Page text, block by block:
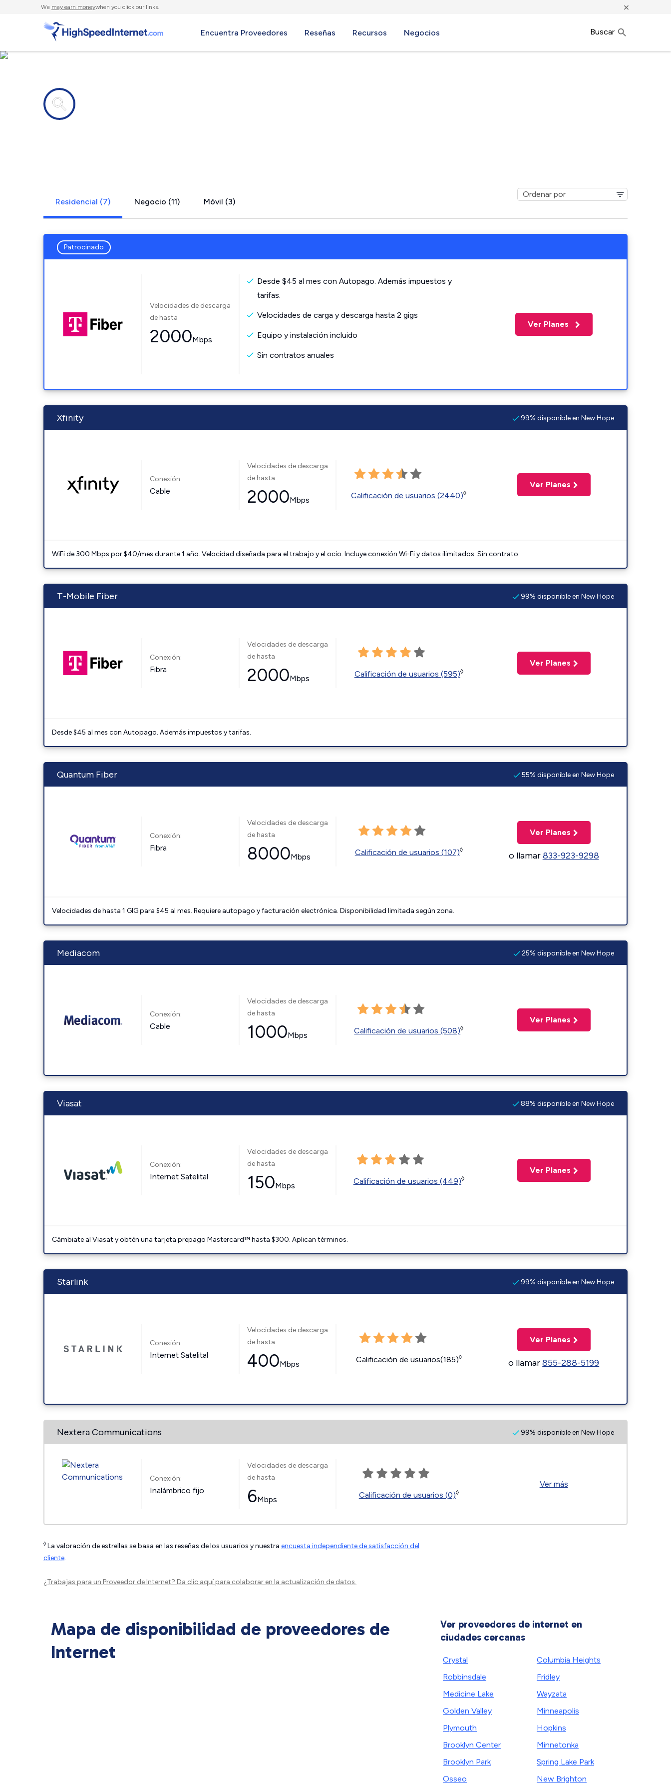
We may earn moneywhen you click our links. ×
Encuentra Proveedores Reseñas Recursos Negocios Buscar
Residencial (7) Negocio (11) Móvil (3)
Patrocinado
Velocidades de descarga
de hasta
2000Mbps
Desde $45 al mes con Autopago. Además impuestos y
tarifas.
Velocidades de carga y descarga hasta 2 gigs
Equipo y instalación incluido
Sin contratos anuales
Ver Planes
Xfinity 99% disponible en New Hope
Conexión:
Cable
Velocidades de descarga
de hasta
2000Mbps Calificación de usuarios (2440)◊
Ver Planes
WiFi de 300 Mbps por $40/mes durante 1 año. Velocidad diseñada para el trabajo y el ocio. Incluye conexión Wi-Fi y datos ilimitados. Sin contrato.
T-Mobile Fiber 99% disponible en New Hope
Conexión:
Fibra
Velocidades de descarga
de hasta
2000Mbps Calificación de usuarios (595)◊
Ver Planes
Desde $45 al mes con Autopago. Además impuestos y tarifas.
Quantum Fiber 55% disponible en New Hope
Conexión:
Fibra
Velocidades de descarga
de hasta
8000Mbps Calificación de usuarios (107)◊
Ver Planes
o llamar833-923-9298
Velocidades de hasta 1 GIG para $45 al mes. Requiere autopago y facturación electrónica. Disponibilidad limitada según zona.
Mediacom 25% disponible en New Hope
Conexión:
Cable
Velocidades de descarga
de hasta
1000Mbps Calificación de usuarios (508)◊
Ver Planes
Viasat 88% disponible en New Hope
Conexión:
Internet Satelital
Velocidades de descarga
de hasta
150Mbps Calificación de usuarios (449)◊
Ver Planes
Cámbiate al Viasat y obtén una tarjeta prepago Mastercard™ hasta $300. Aplican términos.
Starlink 99% disponible en New Hope
Conexión:
Internet Satelital
Velocidades de descarga
de hasta
400Mbps Calificación de usuarios(185)◊
Ver Planes
o llamar855-288-5199
Nextera Communications 99% disponible en New Hope
Conexión:
Inalámbrico fijo
Velocidades de descarga
de hasta
6Mbps Calificación de usuarios (0)◊
Ver más
◊ La valoración de estrellas se basa en las reseñas de los usuarios y nuestra encuesta independiente de satisfacción del
cliente.
¿Trabajas para un Proveedor de Internet? Da clic aquípara colaborar en la actualización de datos.
Mapa de disponibilidad de proveedores de
Internet
Ver proveedores de internet en
ciudades cercanas
Crystal
Robbinsdale
Medicine Lake
Golden Valley
Plymouth
Brooklyn Center
Brooklyn Park
Osseo
Columbia Heights
Fridley
Wayzata
Minneapolis
Hopkins
Minnetonka
Spring Lake Park
New Brighton